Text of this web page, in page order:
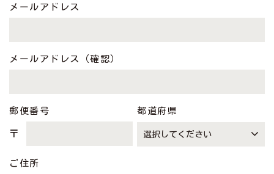
メールアドレス
メールアドレス（確認）
郵便番号
〒
都道府県
ご住所